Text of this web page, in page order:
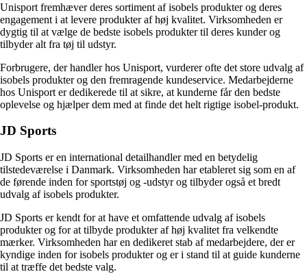
Unisport fremhæver deres sortiment af isobels produkter og deres
engagement i at levere produkter af høj kvalitet. Virksomheden er
dygtig til at vælge de bedste isobels produkter til deres kunder og
tilbyder alt fra tøj til udstyr.
Forbrugere, der handler hos Unisport, vurderer ofte det store udvalg af
isobels produkter og den fremragende kundeservice. Medarbejderne
hos Unisport er dedikerede til at sikre, at kunderne får den bedste
oplevelse og hjælper dem med at finde det helt rigtige isobel-produkt.
JD Sports
JD Sports er en international detailhandler med en betydelig
tilstedeværelse i Danmark. Virksomheden har etableret sig som en af
de førende inden for sportstøj og -udstyr og tilbyder også et bredt
udvalg af isobels produkter.
JD Sports er kendt for at have et omfattende udvalg af isobels
produkter og for at tilbyde produkter af høj kvalitet fra velkendte
mærker. Virksomheden har en dedikeret stab af medarbejdere, der er
kyndige inden for isobels produkter og er i stand til at guide kunderne
til at træffe det bedste valg.